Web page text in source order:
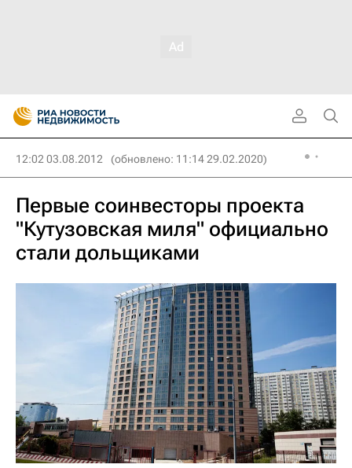
12:02 03.08.2012 (обновлено: 11:14 29.02.2020)
Первые соинвесторы проекта
"Кутузовская миля" официально
стали дольщиками